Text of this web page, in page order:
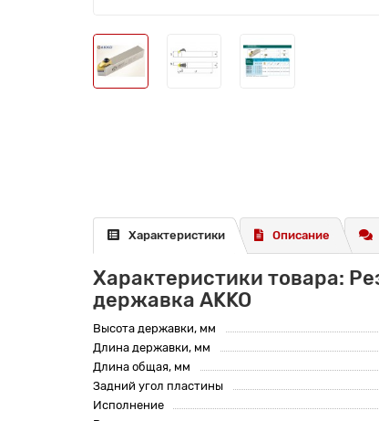
Характеристики Описание
Характеристики товара:
державка AKKO
Высота державки, мм
Длина державки, мм
Длина общая, мм
Задний угол пластины
Исполнение